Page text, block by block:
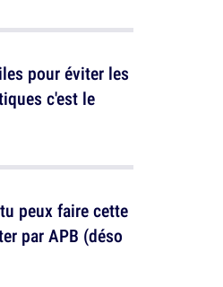
pour éviter les
c'est le
peux faire cette
par APB (déso